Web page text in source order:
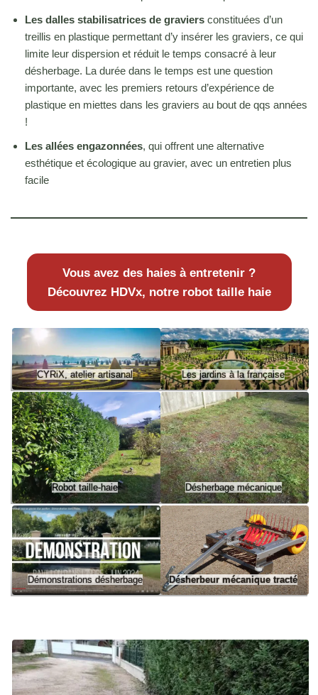
Les dalles stabilisatrices de graviers constituées d’un
treillis en plastique permettant d’y insérer les graviers, ce qui
limite leur dispersion et réduit le temps consacré à leur
désherbage. La durée dans le temps est une question
importante, avec les premiers retours d’expérience de
plastique en miettes dans les graviers au bout de qqs années
!
Les allées engazonnées, qui offrent une alternative
esthétique et écologique au gravier, avec un entretien plus
facile
Vous avez des haies à entretenir ?
Découvrez HDVx, notre robot taille haie
CYRiX, atelier artisanal Les jardins à la française
Robot taille-haie Désherbage mécanique
Démonstrations désherbage Désherbeur mécanique tracté